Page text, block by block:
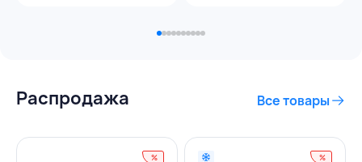
Распродажа Все товары
% %